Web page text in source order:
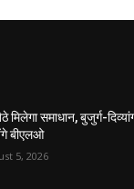
मिलेगा समाधान, बुजुर्ग-
बीएलओ
5, 2026